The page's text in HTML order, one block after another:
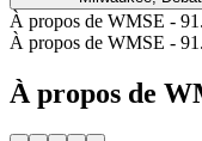
À propos de WMSE -
À propos de WMSE -
À propos de